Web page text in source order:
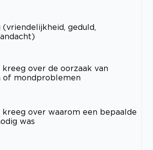
geduld,
over de oorzaak van
of mondproblemen
over waarom een bepaalde
was